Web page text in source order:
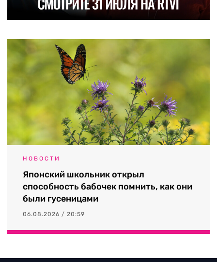
НОВОСТИ
Японский школьник открыл
способность бабочек помнить, как они
были гусеницами
06.08.2026 / 20:59